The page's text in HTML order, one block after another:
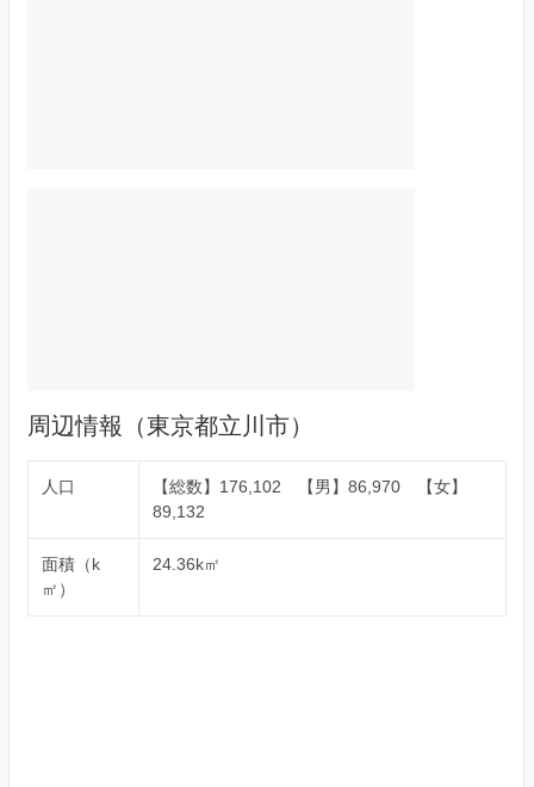
周辺情報（東京都立川市）
人口
【総数】176,102 【男】86,970 【女】
89,132
面積（k
㎡）
24.36k㎡